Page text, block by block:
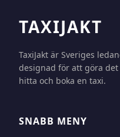
TAXIJAKT
TaxiJakt är Sveriges
designad för att göra
hitta och boka en taxi.
SNABB MENY